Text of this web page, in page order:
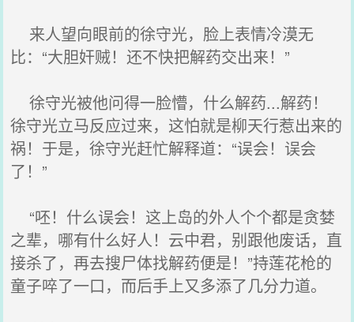
来人望向眼前的徐守光，脸上表情冷漠无
比：“大胆奸贼！还不快把解药交出来！”
徐守光被他问得一脸懵，什么解药...解药！
徐守光立马反应过来，这怕就是柳天行惹出来的
祸！于是，徐守光赶忙解释道：“误会！误会
了！”
“呸！什么误会！这上岛的外人个个都是贪婪
之辈，哪有什么好人！云中君，别跟他废话，直
接杀了，再去搜尸体找解药便是！”持莲花枪的
童子啐了一口，而后手上又多添了几分力道。